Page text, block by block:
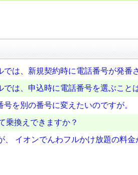
では、新規契約時に電話番号が発番
では、申込時に電話番号を選ぶこと
号を別の番号に変えたいのですが。
乗換えできますか？
、 イオンでんわフルかけ放題の料金